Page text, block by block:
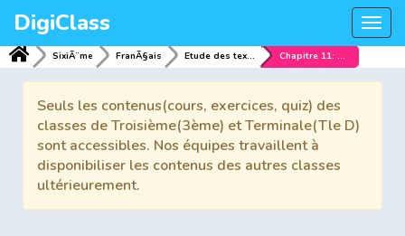
DigiClass
SixiÃ¨me FranÃ§ais Etude des textes Chapitre 11: Tidian
Seuls les contenus(cours, exercices, quiz) des
classes de Troisième(3ème) et Terminale(Tle D)
sont accessibles. Nos équipes travaillent à
disponibiliser les contenus des autres classes
ultérieurement.